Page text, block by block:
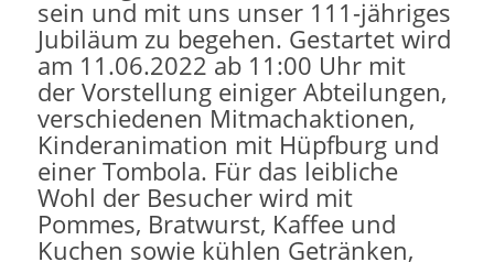
sein und mit uns unser 111-jähriges
Jubiläum zu begehen. Gestartet wird
am 11.06.2022 ab 11:00 Uhr mit
der Vorstellung einiger Abteilungen,
verschiedenen Mitmachaktionen,
Kinderanimation mit Hüpfburg und
einer Tombola. Für das leibliche
Wohl der Besucher wird mit
Pommes, Bratwurst, Kaffee und
Kuchen sowie kühlen Getränken,